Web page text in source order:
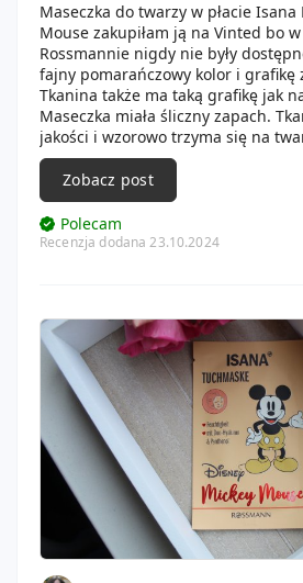
Maseczka do twarzy w płacie
Mouse zakupiłam ją na Vinted bo
Rossmannie nigdy nie były
fajny pomarańczowy kolor i grafikę
Tkanina także ma taką grafikę jak
Maseczka miała śliczny zapach.
jakości i wzorowo trzyma się na
skora była lekko wilgotna ale
wchłonęła. Skóra była miękka i
Zobacz post
Polecam
Recenzja dodana 23.10.2024